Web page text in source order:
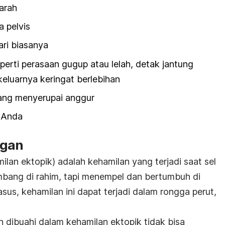
pelvis
biasanya
perasaan gugup atau lelah, detak jantung
keringat berlebihan
menyerupai anggur
ektopik) adalah kehamilan yang terjadi saat sel
di rahim, tapi menempel dan bertumbuh di
kehamilan ini dapat terjadi dalam rongga perut,
dibuahi dalam kehamilan ektopik tidak bisa